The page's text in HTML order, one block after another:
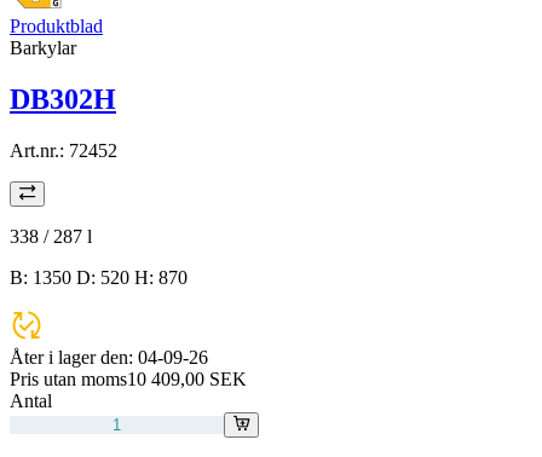
Produktblad
Barkylar
DB302H
Art.nr.: 72452
338 / 287 l
B: 1350 D: 520 H: 870
Åter i lager den: 04-09-26
Pris utan moms10 409,00 SEK
Antal